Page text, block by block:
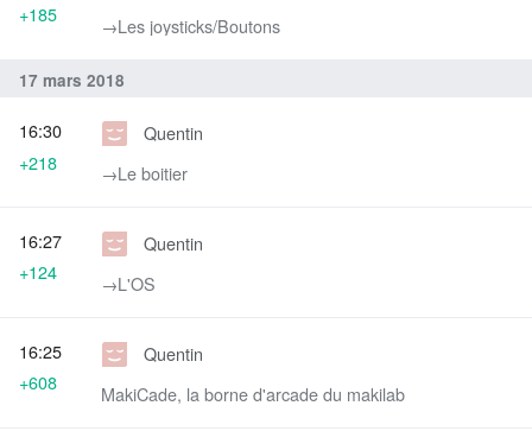
→‎Les joysticks/Boutons
+185
17 mars 2018
Quentin
→‎Le boitier
16:30
+218
Quentin
→‎L'OS
16:27
+124
Quentin
MakiCade, la borne d'arcade du makilab
16:25
+608